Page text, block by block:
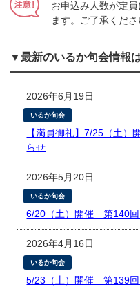
お申込み人数が定
ます。ご了承くださ
▼最新のいるか句会情報
2026年6月19日
いるか句会
【満員御礼】7/25（土
らせ
2026年5月20日
いるか句会
6/20（土）開催 第140回
2026年4月16日
いるか句会
5/23（土）開催 第139回